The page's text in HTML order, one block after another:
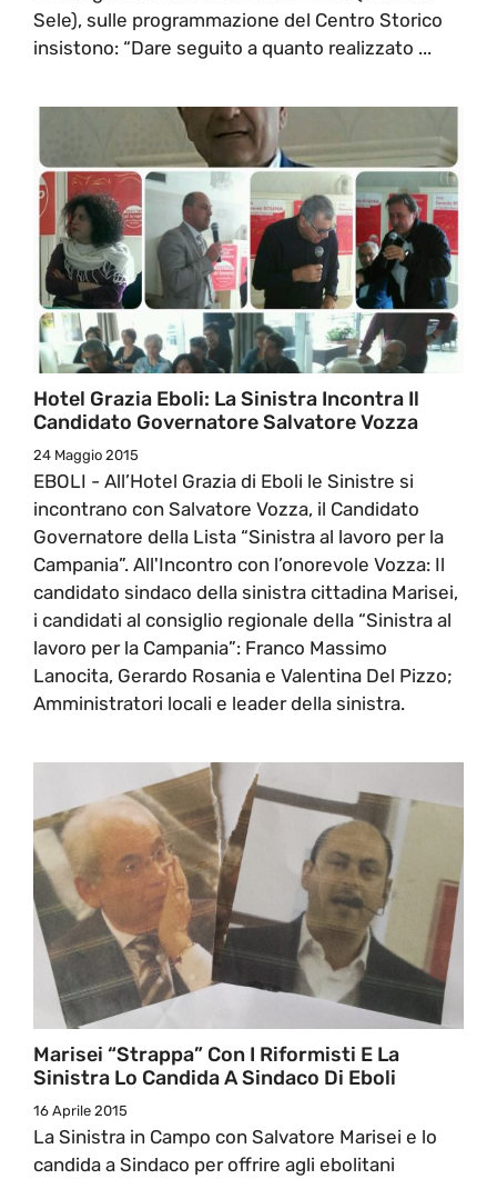
Sele), sulle programmazione del Centro Storico
insistono: “Dare seguito a quanto realizzato ...
Hotel Grazia Eboli: La Sinistra Incontra Il
Candidato Governatore Salvatore Vozza
24 Maggio 2015
EBOLI - All’Hotel Grazia di Eboli le Sinistre si
incontrano con Salvatore Vozza, il Candidato
Governatore della Lista “Sinistra al lavoro per la
Campania”. All'Incontro con l’onorevole Vozza: Il
candidato sindaco della sinistra cittadina Marisei,
i candidati al consiglio regionale della “Sinistra al
lavoro per la Campania”: Franco Massimo
Lanocita, Gerardo Rosania e Valentina Del Pizzo;
Amministratori locali e leader della sinistra.
Marisei “strappa” Con I Riformisti E La
Sinistra Lo Candida A Sindaco Di Eboli
16 Aprile 2015
La Sinistra in Campo con Salvatore Marisei e lo
candida a Sindaco per offrire agli ebolitani